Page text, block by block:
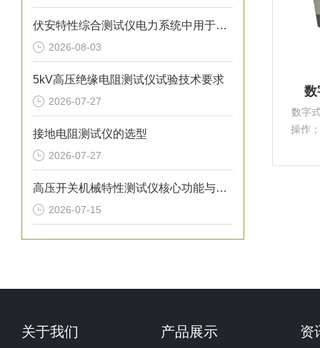
伏安特性综合测试仪电力系统中用于全自动检测电流互感器的仪器
2026-08-03
5kV高压绝缘电阻测试仪试验技术要求
2026-07-27
接地电阻测试仪的选型
2026-07-27
高压开关机械特性测试仪核心功能与测量参数
2026-07-15
数
数字
操作
关于我们 产品展示 资